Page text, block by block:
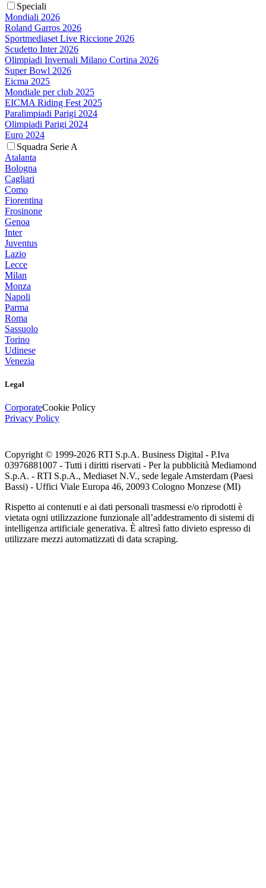
Speciali
Mondiali 2026
Roland Garros 2026
Sportmediaset Live Riccione 2026
Scudetto Inter 2026
Olimpiadi Invernali Milano Cortina 2026
Super Bowl 2026
Eicma 2025
Mondiale per club 2025
EICMA Riding Fest 2025
Paralimpiadi Parigi 2024
Olimpiadi Parigi 2024
Euro 2024
Squadra Serie A
Atalanta
Bologna
Cagliari
Como
Fiorentina
Frosinone
Genoa
Inter
Juventus
Lazio
Lecce
Milan
Monza
Napoli
Parma
Roma
Sassuolo
Torino
Udinese
Venezia
Legal
CorporateCookie Policy
Privacy Policy
Copyright © 1999-2026 RTI S.p.A. Business Digital - P.Iva
03976881007 - Tutti i diritti riservati - Per la pubblicità Mediamond
S.p.A. - RTI S.p.A., Mediaset N.V., sede legale Amsterdam (Paesi
Bassi) - Uffici Viale Europa 46, 20093 Cologno Monzese (MI)
Rispetto ai contenuti e ai dati personali trasmessi e/o riprodotti è
vietata ogni utilizzazione funzionale all’addestramento di sistemi di
intelligenza artificiale generativa. È altresì fatto divieto espresso di
utilizzare mezzi automatizzati di data scraping.